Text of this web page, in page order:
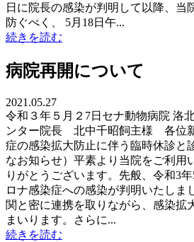
日に院長の感染が判明して以降、当
防ぐべく、 5月18日午...
続きを読む
病院再開について
2021.05.27
令和３年５月２7日セナ動物病院 洛
ンター院長 北中千昭飼主様 各位
症の感染拡大防止に伴う臨時休診と
なお知らせ）平素より当院をご利用
りがとうございます。先般、令和3
ロナ感染症への感染が判明いたしま
関と密に連携を取りながら、感染拡
まいります。さらに...
続きを読む